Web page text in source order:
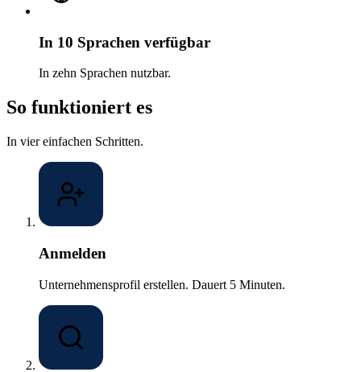
In 10 Sprachen verfügbar
In zehn Sprachen nutzbar.
So funktioniert es
In vier einfachen Schritten.
Anmelden
Unternehmensprofil erstellen. Dauert 5 Minuten.